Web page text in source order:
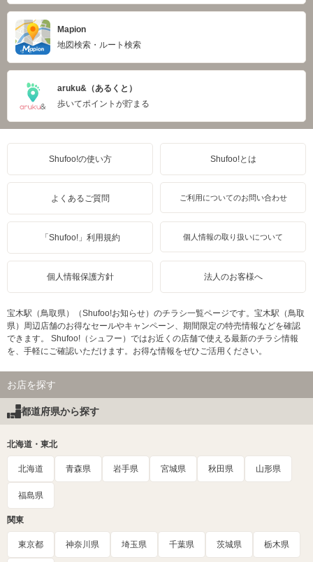
Mapion
地図検索・ルート検索
aruku&（あるくと）
歩いてポイントが貯まる
Shufoo!の使い方 Shufoo!とは
よくあるご質問 ご利用についてのお問い合わせ
「Shufoo!」利用規約 個人情報の取り扱いについて
個人情報保護方針 法人のお客様へ
宝木駅（鳥取県）（Shufoo!お知らせ）のチラシ一覧ページです。宝木駅（鳥取
県）周辺店舗のお得なセールやキャンペーン、期間限定の特売情報などを確認
できます。 Shufoo!（シュフー）ではお近くの店舗で使える最新のチラシ情報
を、手軽にご確認いただけます。お得な情報をぜひご活用ください。
お店を探す
都道府県から探す
北海道・東北
北海道 青森県 岩手県 宮城県 秋田県 山形県
福島県
関東
東京都 神奈川県 埼玉県 千葉県 茨城県 栃木県